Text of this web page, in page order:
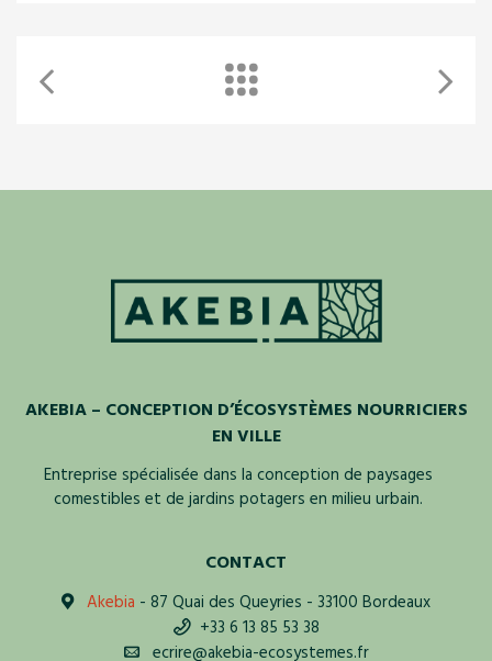
AKEBIA – CONCEPTION D’ÉCOSYSTÈMES NOURRICIERS
EN VILLE
Entreprise spécialisée dans la conception de paysages
comestibles et de jardins potagers en milieu urbain.
CONTACT
Akebia - 87 Quai des Queyries - 33100 Bordeaux
+33 6 13 85 53 38
ecrire@akebia-ecosystemes.fr